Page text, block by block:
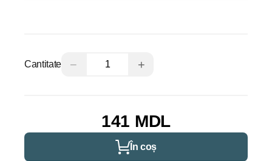
Cantitate − +
141 MDL
În coș